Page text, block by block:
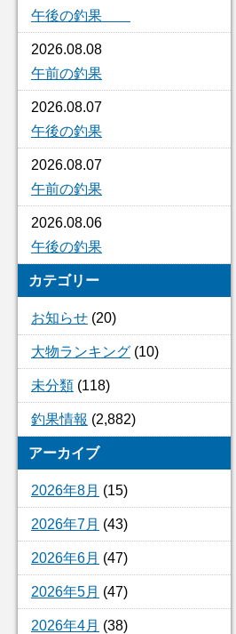
午後の釣果
2026.08.08
午前の釣果
2026.08.07
午後の釣果
2026.08.07
午前の釣果
2026.08.06
午後の釣果
カテゴリー
お知らせ (20)
大物ランキング (10)
未分類 (118)
釣果情報 (2,882)
アーカイブ
2026年8月 (15)
2026年7月 (43)
2026年6月 (47)
2026年5月 (47)
2026年4月 (38)